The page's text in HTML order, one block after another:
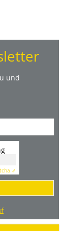
und
⇗